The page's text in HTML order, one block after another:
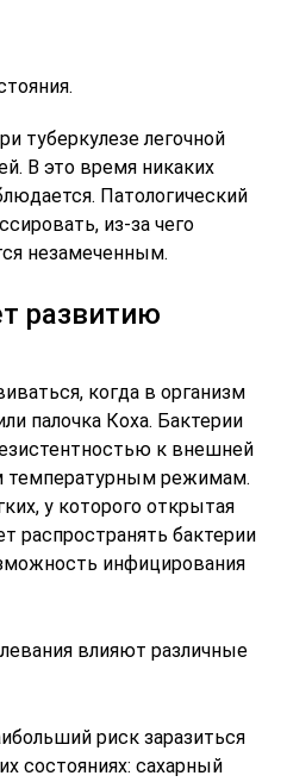
туберкулезе легочной
В это время никаких
Патологический
из-за чего
незамеченным.
развитию
когда в организм
палочка Коха. Бактерии
к внешней
температурным режимам.
у которого открытая
распространять бактерии
инфицирования
влияют различные
риск заразиться
состояниях: сахарный